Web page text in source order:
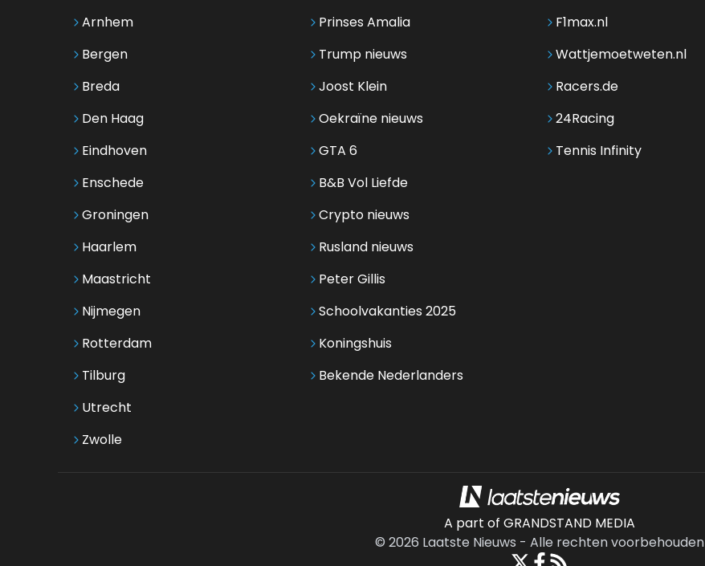
Arnhem
Bergen
Breda
Den Haag
Eindhoven
Enschede
Groningen
Haarlem
Maastricht
Nijmegen
Rotterdam
Tilburg
Utrecht
Zwolle
Prinses Amalia
Trump nieuws
Joost Klein
Oekraïne nieuws
GTA 6
B&B Vol Liefde
Crypto nieuws
Rusland nieuws
Peter Gillis
Schoolvakanties 2025
Koningshuis
Bekende Nederlanders
F1max.nl
Wattjemoetweten.nl
Racers.de
24Racing
Tennis Infinity
A part of GRANDSTAND MEDIA
© 2026 Laatste Nieuws - Alle rechten voorbehouden